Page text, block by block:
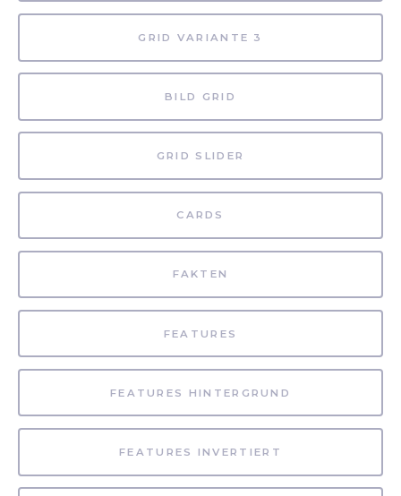
GRID VARIANTE 3
BILD GRID
GRID SLIDER
CARDS
FAKTEN
FEATURES
FEATURES HINTERGRUND
FEATURES INVERTIERT